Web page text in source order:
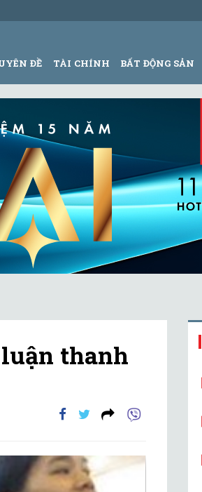
ĐỀ TÀI CHÍNH BẤT ĐỘNG SẢN
thanh